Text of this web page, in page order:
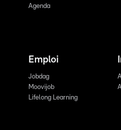
Agenda
Emploi
Jobdag
Moovijob
Lifelong Learning